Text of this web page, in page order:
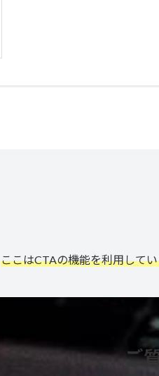
ここはCTAの機能を利用して
ご